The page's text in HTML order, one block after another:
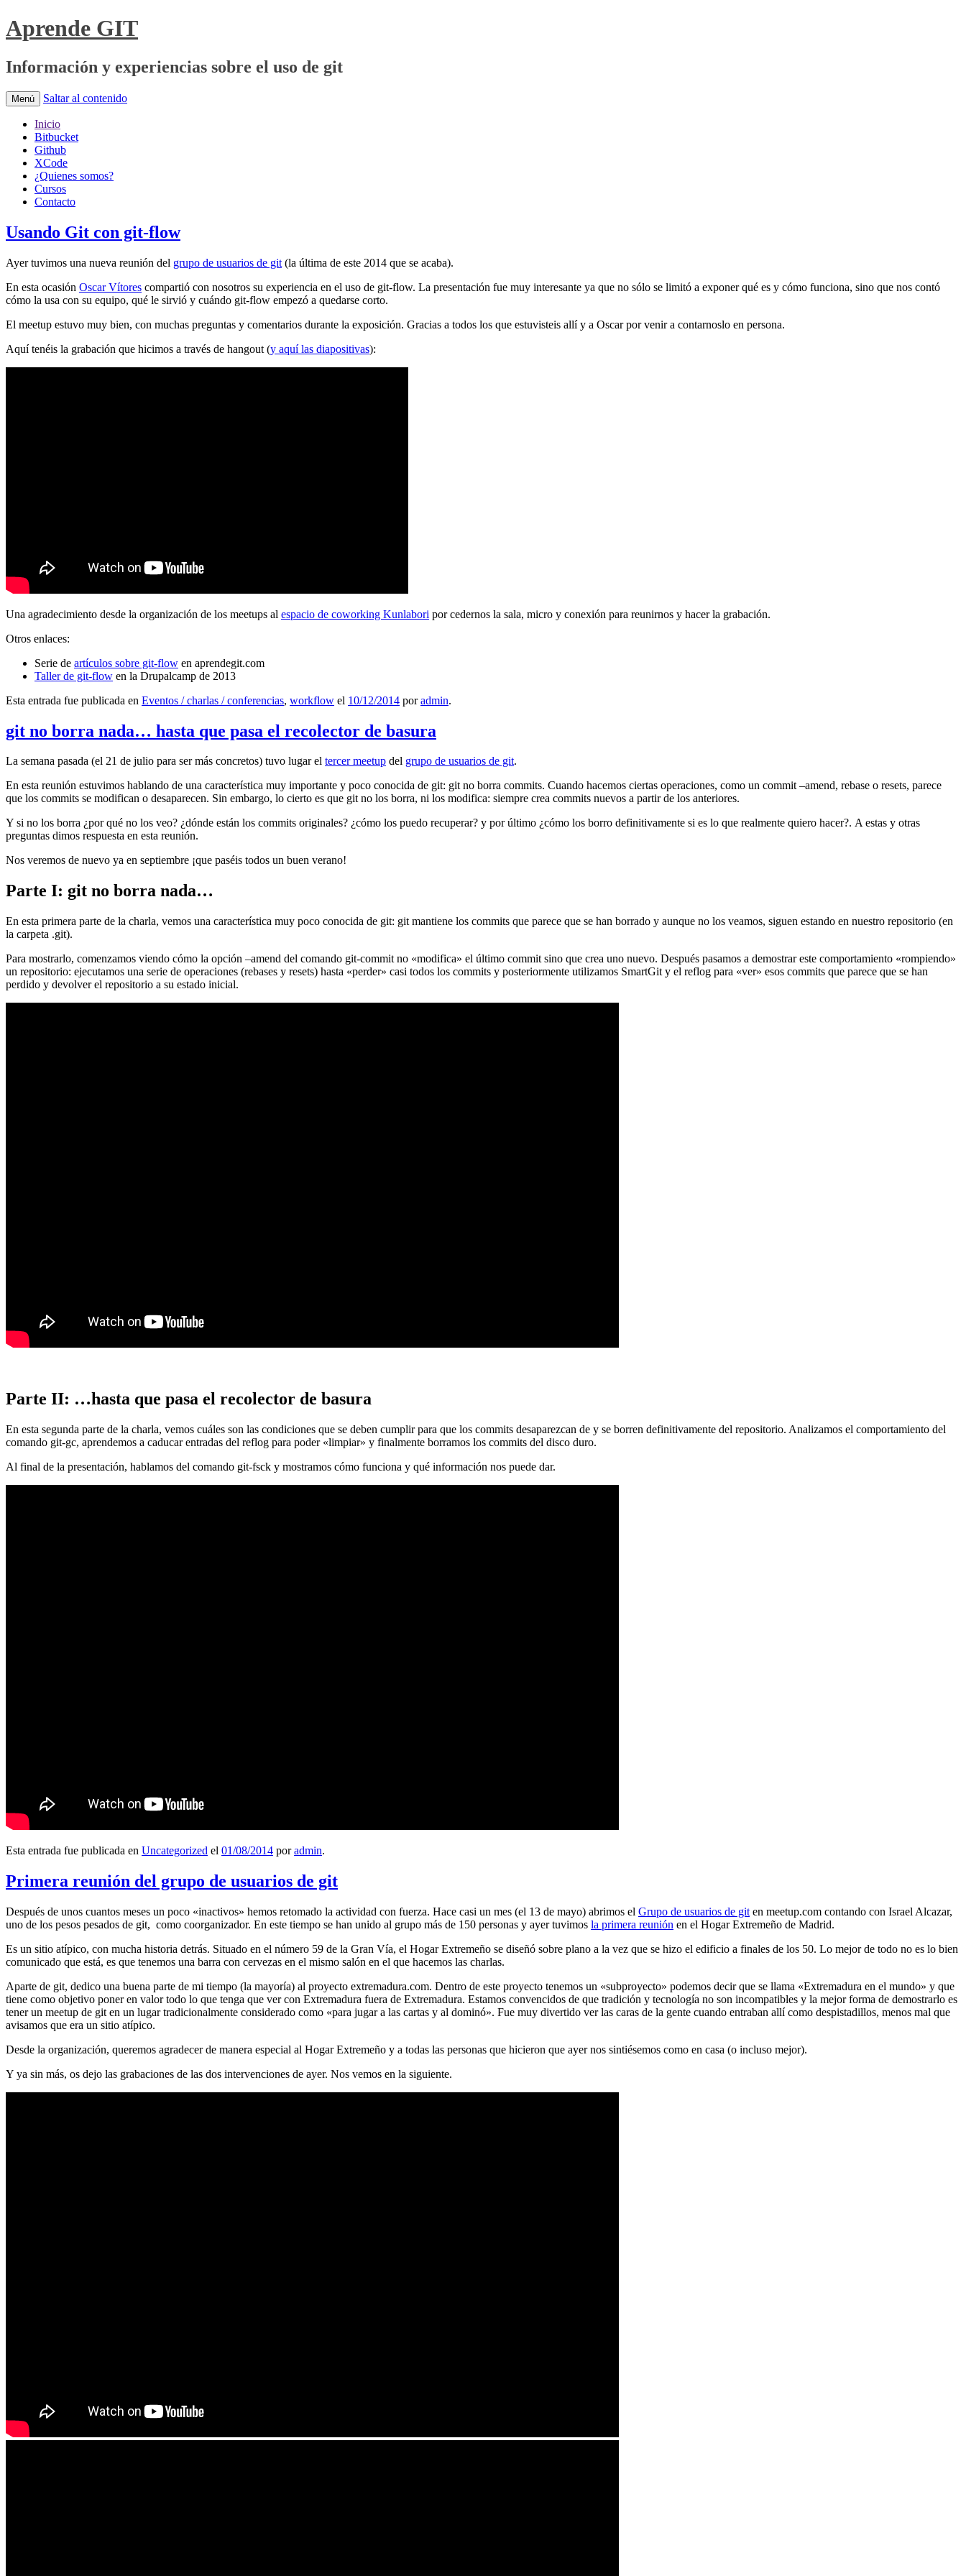
Aprende GIT
Información y experiencias sobre el uso de git
Menú Saltar al contenido
Inicio
Bitbucket
Github
XCode
¿Quienes somos?
Cursos
Contacto
Usando Git con git-flow
Ayer tuvimos una nueva reunión del grupo de usuarios de git (la última de este 2014 que se acaba).
En esta ocasión Oscar Vítores compartió con nosotros su experiencia en el uso de git-flow. La presentación fue muy interesante ya que no sólo se limitó a exponer qué es y cómo funciona, sino que nos contó
cómo la usa con su equipo, qué le sirvió y cuándo git-flow empezó a quedarse corto.
El meetup estuvo muy bien, con muchas preguntas y comentarios durante la exposición. Gracias a todos los que estuvisteis allí y a Oscar por venir a contarnoslo en persona.
Aquí tenéis la grabación que hicimos a través de hangout (y aquí las diapositivas):
Una agradecimiento desde la organización de los meetups al espacio de coworking Kunlabori por cedernos la sala, micro y conexión para reunirnos y hacer la grabación.
Otros enlaces:
Serie de artículos sobre git-flow en aprendegit.com
Taller de git-flow en la Drupalcamp de 2013
Esta entrada fue publicada en Eventos / charlas / conferencias, workflow el 10/12/2014 poradmin.
git no borra nada… hasta que pasa el recolector de basura
La semana pasada (el 21 de julio para ser más concretos) tuvo lugar el tercer meetup del grupo de usuarios de git.
En esta reunión estuvimos hablando de una característica muy importante y poco conocida de git: git no borra commits. Cuando hacemos ciertas operaciones, como un commit –amend, rebase o resets, parece
que los commits se modifican o desaparecen. Sin embargo, lo cierto es que git no los borra, ni los modifica: siempre crea commits nuevos a partir de los anteriores.
Y si no los borra ¿por qué no los veo? ¿dónde están los commits originales? ¿cómo los puedo recuperar? y por último ¿cómo los borro definitivamente si es lo que realmente quiero hacer?. A estas y otras
preguntas dimos respuesta en esta reunión.
Nos veremos de nuevo ya en septiembre ¡que paséis todos un buen verano!
Parte I: git no borra nada…
En esta primera parte de la charla, vemos una característica muy poco conocida de git: git mantiene los commits que parece que se han borrado y aunque no los veamos, siguen estando en nuestro repositorio (en
la carpeta .git).
Para mostrarlo, comenzamos viendo cómo la opción –amend del comando git-commit no «modifica» el último commit sino que crea uno nuevo. Después pasamos a demostrar este comportamiento «rompiendo»
un repositorio: ejecutamos una serie de operaciones (rebases y resets) hasta «perder» casi todos los commits y posteriormente utilizamos SmartGit y el reflog para «ver» esos commits que parece que se han
perdido y devolver el repositorio a su estado inicial.
Parte II: …hasta que pasa el recolector de basura
En esta segunda parte de la charla, vemos cuáles son las condiciones que se deben cumplir para que los commits desaparezcan de y se borren definitivamente del repositorio. Analizamos el comportamiento del
comando git-gc, aprendemos a caducar entradas del reflog para poder «limpiar» y finalmente borramos los commits del disco duro.
Al final de la presentación, hablamos del comando git-fsck y mostramos cómo funciona y qué información nos puede dar.
Esta entrada fue publicada en Uncategorized el 01/08/2014 poradmin.
Primera reunión del grupo de usuarios de git
Después de unos cuantos meses un poco «inactivos» hemos retomado la actividad con fuerza. Hace casi un mes (el 13 de mayo) abrimos el Grupo de usuarios de git en meetup.com contando con Israel Alcazar,
uno de los pesos pesados de git, como coorganizador. En este tiempo se han unido al grupo más de 150 personas y ayer tuvimos la primera reunión en el Hogar Extremeño de Madrid.
Es un sitio atípico, con mucha historia detrás. Situado en el número 59 de la Gran Vía, el Hogar Extremeño se diseñó sobre plano a la vez que se hizo el edificio a finales de los 50. Lo mejor de todo no es lo bien
comunicado que está, es que tenemos una barra con cervezas en el mismo salón en el que hacemos las charlas.
Aparte de git, dedico una buena parte de mi tiempo (la mayoría) al proyecto extremadura.com. Dentro de este proyecto tenemos un «subproyecto» podemos decir que se llama «Extremadura en el mundo» y que
tiene como objetivo poner en valor todo lo que tenga que ver con Extremadura fuera de Extremadura. Estamos convencidos de que tradición y tecnología no son incompatibles y la mejor forma de demostrarlo es
tener un meetup de git en un lugar tradicionalmente considerado como «para jugar a las cartas y al dominó». Fue muy divertido ver las caras de la gente cuando entraban allí como despistadillos, menos mal que
avisamos que era un sitio atípico.
Desde la organización, queremos agradecer de manera especial al Hogar Extremeño y a todas las personas que hicieron que ayer nos sintiésemos como en casa (o incluso mejor).
Y ya sin más, os dejo las grabaciones de las dos intervenciones de ayer. Nos vemos en la siguiente.